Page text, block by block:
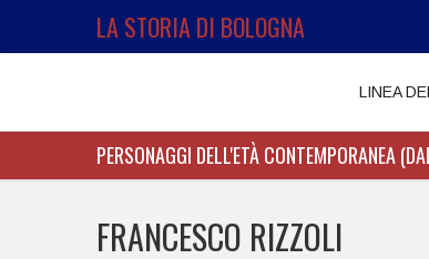
LA STORIA DI BOLOGNA
LINEA
PERSONAGGI DELL'ETÀ CONTEMPORANEA
FRANCESCO RIZZOLI